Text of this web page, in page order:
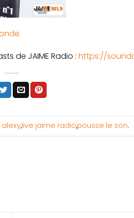
de JAIME Radio : https://
alexy,live jaime radio,pousse le son.